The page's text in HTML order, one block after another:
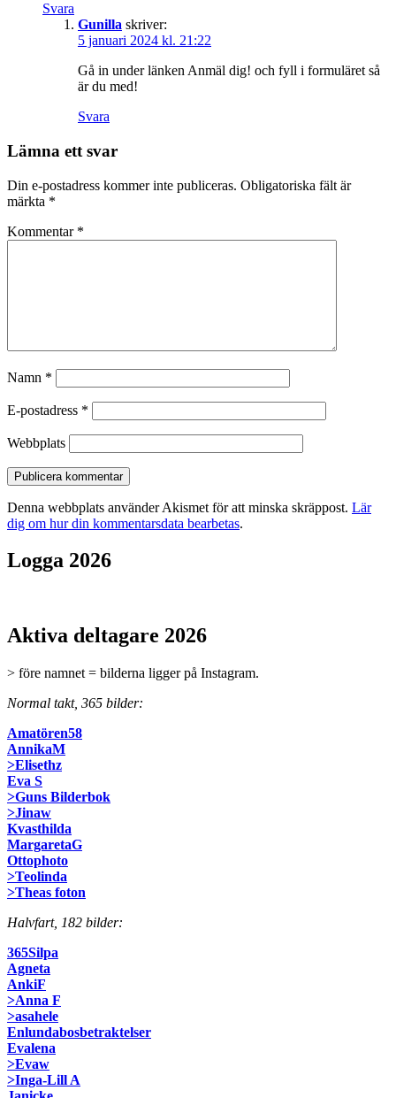
Svara
Gunilla skriver:
5 januari 2024 kl. 21:22
Gå in under länken Anmäl dig! och fyll i formuläret så
är du med!
Svara
Lämna ett svar
Din e-postadress kommer inte publiceras. Obligatoriska fält är
märkta *
Kommentar *
Namn *
E-postadress *
Webbplats
Denna webbplats använder Akismet för att minska skräppost. Lär
dig om hur din kommentarsdata bearbetas.
Logga 2026
Aktiva deltagare 2026
> före namnet = bilderna ligger på Instagram.
Normal takt, 365 bilder:
Amatören58
AnnikaM
>Elisethz
Eva S
>Guns Bilderbok
>Jinaw
Kvasthilda
MargaretaG
Ottophoto
>Teolinda
>Theas foton
Halvfart, 182 bilder:
365Silpa
Agneta
AnkiF
>Anna F
>asahele
Enlundabosbetraktelser
Evalena
>Evaw
>Inga-Lill A